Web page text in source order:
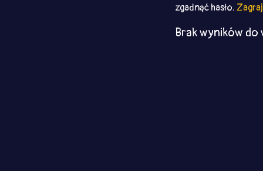
zgadnąć hasło. Zagraj
Brak wyników